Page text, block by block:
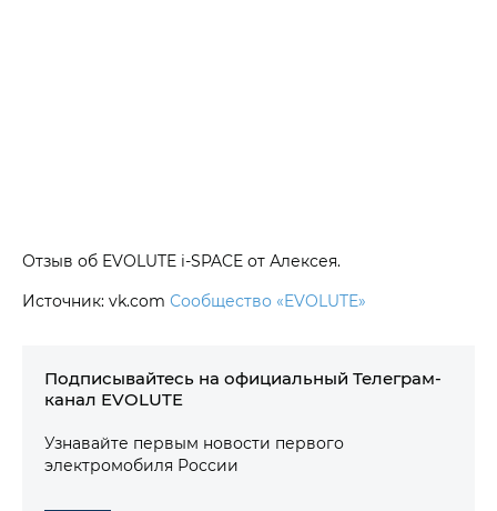
Отзыв об EVOLUTE i‑SPACE от Алексея.
Источник: vk.com Сообщество «EVOLUTE»
Подписывайтесь на официальный Телеграм-
канал EVOLUTE
Узнавайте первым новости первого
электромобиля России